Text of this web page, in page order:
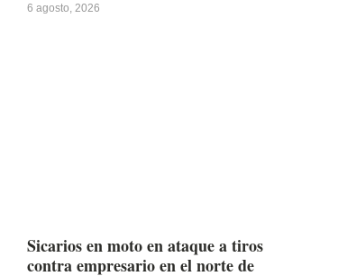
6 agosto, 2026
Sicarios en moto en ataque a tiros
contra empresario en el norte de